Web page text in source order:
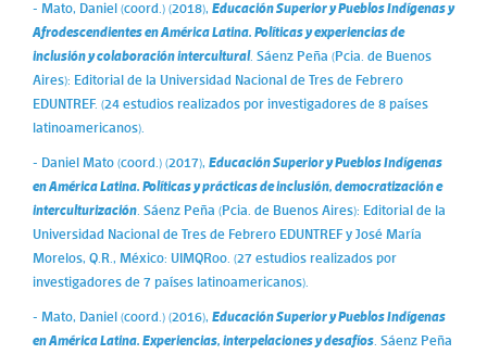
- Mato, Daniel (coord.) (2018), Educación Superior y Pueblos Indígenas y
Afrodescendientes en América Latina. Políticas y experiencias de
inclusión y colaboración intercultural. Sáenz Peña (Pcia. de Buenos
Aires): Editorial de la Universidad Nacional de Tres de Febrero
EDUNTREF. (24 estudios realizados por investigadores de 8 países
latinoamericanos).
- Daniel Mato (coord.) (2017), Educación Superior y Pueblos Indígenas
en América Latina. Políticas y prácticas de inclusión, democratización e
interculturización . Sáenz Peña (Pcia. de Buenos Aires): Editorial de la
Universidad Nacional de Tres de Febrero EDUNTREF y José María
Morelos, Q.R., México: UIMQRoo. (27 estudios realizados por
investigadores de 7 países latinoamericanos).
- Mato, Daniel (coord.) (2016), Educación Superior y Pueblos Indígenas
en América Latina. Experiencias, interpelaciones y desafíos . Sáenz Peña